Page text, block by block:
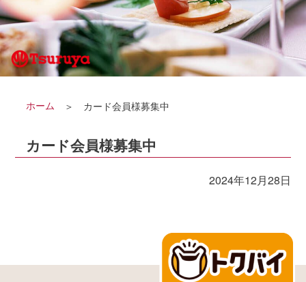
ホーム カード会員様募集中
カード会員様募集中
2024年12月28日